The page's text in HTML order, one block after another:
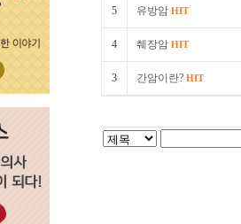
5 유방암 HIT
4 췌장암 HIT
3 간암이란? HIT